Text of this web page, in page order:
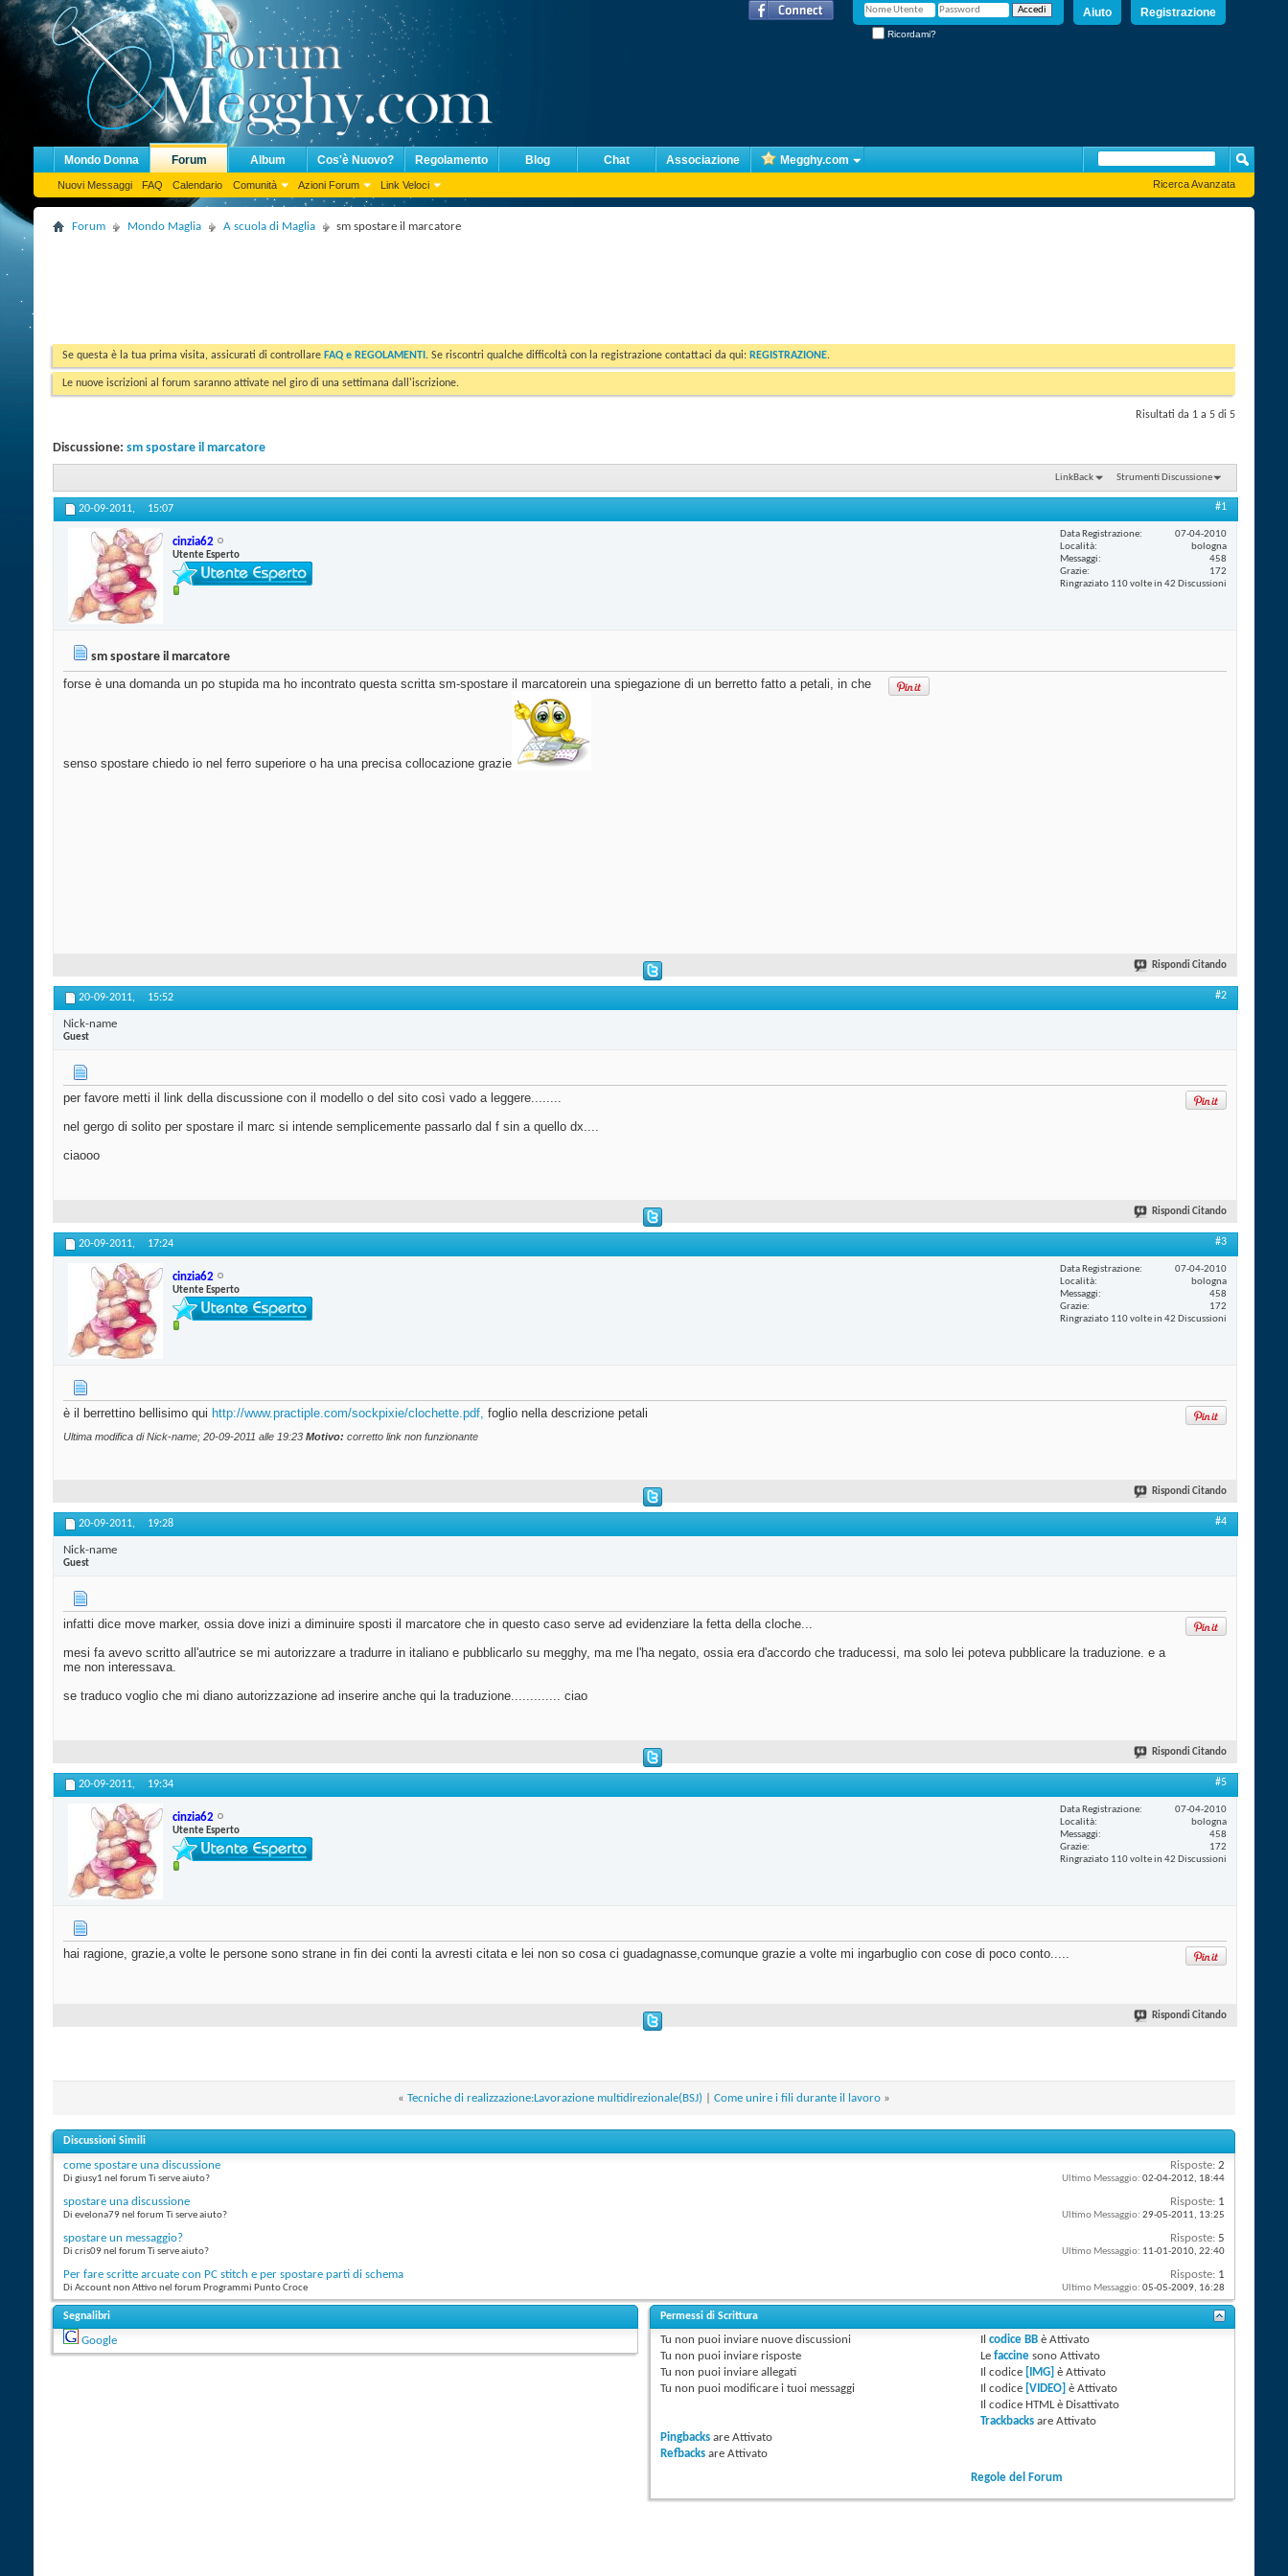
Registrazione
Aiuto
Ricordami?
Mondo Donna Forum
Nuovi Messaggi FAQ Calendario Comunità Azioni Forum Link Veloci
Album Cos'è Nuovo? Regolamento Blog Chat Associazione Megghy.com
Ricerca Avanzata
Forum Mondo Maglia A scuola di Maglia sm spostare il marcatore
Se questa è la tua prima visita, assicurati di controllare FAQ e REGOLAMENTI . Se riscontri qualche difficoltà con la registrazione contattaci da qui: REGISTRAZIONE.
Le nuove iscrizioni al forum saranno attivate nel giro di una settimana dall'iscrizione.
Risultati da 1 a 5 di 5
Discussione: sm spostare il marcatore
LinkBack Strumenti Discussione
20-09-2011, 15:07 #1
cinzia62
Utente Esperto
Data Registrazione
07-04-2010
Località
bologna
Messaggi
458
Grazie
172
Ringraziato 110 volte in 42 Discussioni
sm spostare il marcatore
forse è una domanda un po stupida ma ho incontrato questa scritta sm-spostare il marcatorein una spiegazione di un berretto fatto a petali, in che
senso spostare chiedo io nel ferro superiore o ha una precisa collocazione grazie
Rispondi Citando
20-09-2011, 15:52 #2
Nick-name
Guest
per favore metti il link della discussione con il modello o del sito così vado a leggere........
nel gergo di solito per spostare il marc si intende semplicemente passarlo dal f sin a quello dx....
ciaooo
Rispondi Citando
20-09-2011, 17:24 #3
cinzia62
Utente Esperto
Data Registrazione
07-04-2010
Località
bologna
Messaggi
458
Grazie
172
Ringraziato 110 volte in 42 Discussioni
è il berrettino bellisimo qui http://www.practiple.com/sockpixie/clochette.pdf, foglio nella descrizione petali
Ultima modifica di Nick-name; 20-09-2011 alle 19:23 Motivo: corretto link non funzionante
Rispondi Citando
20-09-2011, 19:28 #4
Nick-name
Guest
infatti dice move marker, ossia dove inizi a diminuire sposti il marcatore che in questo caso serve ad evidenziare la fetta della cloche...
mesi fa avevo scritto all'autrice se mi autorizzare a tradurre in italiano e pubblicarlo su megghy, ma me l'ha negato, ossia era d'accordo che traducessi, ma solo lei poteva pubblicare la traduzione. e a
me non interessava.
se traduco voglio che mi diano autorizzazione ad inserire anche qui la traduzione............. ciao
Rispondi Citando
20-09-2011, 19:34 #5
cinzia62
Utente Esperto
Data Registrazione
07-04-2010
Località
bologna
Messaggi
458
Grazie
172
Ringraziato 110 volte in 42 Discussioni
hai ragione, grazie,a volte le persone sono strane in fin dei conti la avresti citata e lei non so cosa ci guadagnasse,comunque grazie a volte mi ingarbuglio con cose di poco conto.....
Rispondi Citando
« Tecniche di realizzazione:Lavorazione multidirezionale(BSJ) Come unire i fili durante il lavoro »
Discussioni Simili
come spostare una discussione
Di giusy1 nel forum Ti serve aiuto?
Risposte: 2
Ultimo Messaggio: 02-04-2012, 18:44
spostare una discussione
Di evelona79 nel forum Ti serve aiuto?
Risposte: 1
Ultimo Messaggio: 29-05-2011, 13:25
spostare un messaggio?
Di cris09 nel forum Ti serve aiuto?
Risposte: 5
Ultimo Messaggio: 11-01-2010, 22:40
Per fare scritte arcuate con PC stitch e per spostare parti di schema
Di Account non Attivo nel forum Programmi Punto Croce
Risposte: 1
Ultimo Messaggio: 05-05-2009, 16:28
Segnalibri
Google
Permessi di Scrittura
Tu non puoi inviare nuove discussioni
Tu non puoi inviare risposte
Tu non puoi inviare allegati
Tu non puoi modificare i tuoi messaggi
Ilcodice BB èAttivato
Lefaccine sonoAttivato
Il codice
[IMG] èAttivato
Il codice [VIDEO] èAttivato
Il codice HTML è Disattivato
Trackbacks areAttivato
Pingbacks areAttivato
Refbacks areAttivato
Regole del Forum